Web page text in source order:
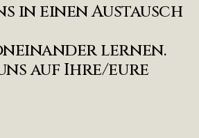
in einen Austausch
lernen.
auf Ihre/eure